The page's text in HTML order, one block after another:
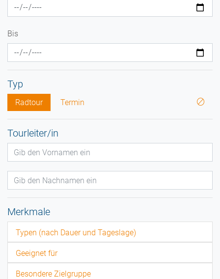
Bis
Typ
Radtour Termin
Tourleiter/in
Merkmale
Typen (nach Dauer und Tageslage)
Geeignet für
Besondere Zielgruppe